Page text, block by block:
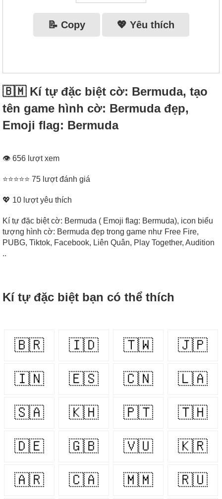
📝 Copy 💖 Yêu thích
🇧🇲 Kí tự đặc biệt cờ: Bermuda, tạo
tên game hình cờ: Bermuda đẹp,
Emoji flag: Bermuda
👁 656 lượt xem
⭐⭐⭐⭐⭐ 75 lượt đánh giá
💖 10 lượt yêu thích
Kí tự đặc biệt cờ: Bermuda ( Emoji flag: Bermuda), icon biểu
tượng hình cờ: Bermuda đẹp trong game như Free Fire,
PUBG, Tiktok, Facebook, Liên Quân, Play Together, Audition
..
Kí tự đặc biệt bạn có thể thích
🇧🇷 🇮🇩 🇹🇼 🇯🇵
🇮🇳 🇪🇸 🇨🇳 🇱🇦
🇸🇦 🇰🇭 🇵🇹 🇹🇭
🇩🇪 🇬🇧 🇻🇺 🇰🇷
🇦🇷 🇨🇦 🇲🇲 🇷🇺